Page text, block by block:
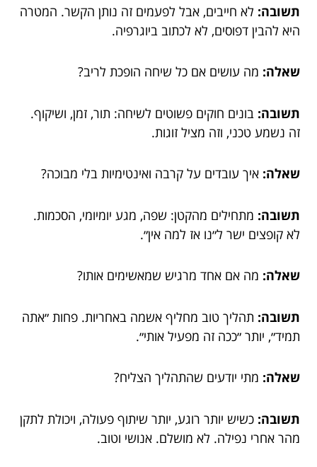
תשובה: לא חייבים, אבל לפעמים זה נותן הקשר. המטרה
היא להבין דפוסים, לא לכתוב ביוגרפיה.
שאלה: מה עושים אם כל שיחה הופכת לריב?
תשובה: בונים חוקים פשוטים לשיחה: תור, זמן, ושיקוף.
זה נשמע טכני, וזה מציל זוגות.
שאלה: איך עובדים על קרבה ואינטימיות בלי מבוכה?
תשובה: מתחילים מהקטן: שפה, מגע יומיומי, הסכמות.
לא קופצים ישר ל״נו אז למה אין״.
שאלה: מה אם אחד מרגיש שמאשימים אותו?
תשובה: תהליך טוב מחליף אשמה באחריות. פחות ״אתה
תמיד״, יותר ״ככה זה מפעיל אותי״.
שאלה: מתי יודעים שהתהליך הצליח?
תשובה: כשיש יותר רוגע, יותר שיתוף פעולה, ויכולת לתקן
מהר אחרי נפילה. לא מושלם. אנושי וטוב.